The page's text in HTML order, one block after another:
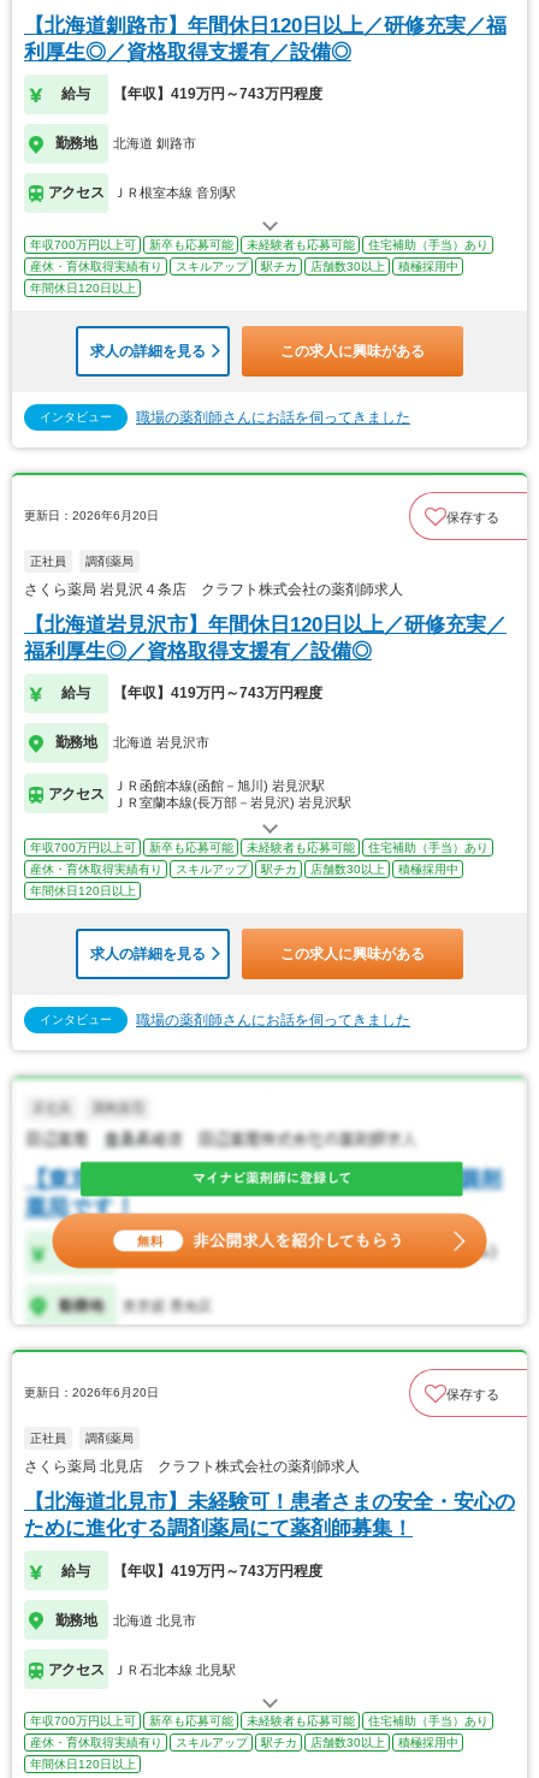
【北海道釧路市】年間休日120日以上／研修充実／福
利厚生◎／資格取得支援有／設備◎
給与 【年収】419万円～743万円程度
勤務地 北海道 釧路市
アクセス ＪＲ根室本線 音別駅
年収700万円以上可 新卒も応募可能 未経験者も応募可能
住宅補助（手当）あり
産休・育休取得実績有り
スキルアップ 駅チカ 店舗数30以上
積極採用中
年間休日120日以上
求人の詳細を見る この求人に興味がある
インタビュー 職場の薬剤師さんにお話を伺ってきました
更新日：2026年6月20日 保存する
正社員 調剤薬局
さくら薬局 岩見沢４条店 クラフト株式会社の薬剤師求人
【北海道岩見沢市】年間休日120日以上／研修充実／
福利厚生◎／資格取得支援有／設備◎
給与 【年収】419万円～743万円程度
勤務地 北海道 岩見沢市
アクセス
ＪＲ函館本線(函館－旭川) 岩見沢駅
ＪＲ室蘭本線(長万部－岩見沢) 岩見沢駅
年収700万円以上可 新卒も応募可能 未経験者も応募可能
住宅補助（手当）あり
産休・育休取得実績有り
スキルアップ 駅チカ 店舗数30以上
積極採用中
年間休日120日以上
求人の詳細を見る この求人に興味がある
インタビュー 職場の薬剤師さんにお話を伺ってきました
更新日：2026年6月20日 保存する
正社員 調剤薬局
さくら薬局 北見店 クラフト株式会社の薬剤師求人
【北海道北見市】未経験可！患者さまの安全・安心の
ために進化する調剤薬局にて薬剤師募集！
給与 【年収】419万円～743万円程度
勤務地 北海道 北見市
アクセス ＪＲ石北本線 北見駅
年収700万円以上可 新卒も応募可能 未経験者も応募可能
住宅補助（手当）あり
産休・育休取得実績有り
スキルアップ 駅チカ 店舗数30以上
積極採用中
年間休日120日以上